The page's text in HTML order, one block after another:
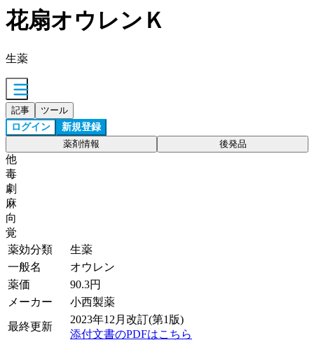
花扇オウレンＫ
生薬
記事 ツール
ログイン 新規登録
薬剤情報 後発品
他
毒
劇
麻
向
覚
薬効分類
生薬
一般名
オウレン
薬価
90.3円
メーカー
小西製薬
最終更新
2023年12月改訂(第1版)
添付文書のPDFはこちら